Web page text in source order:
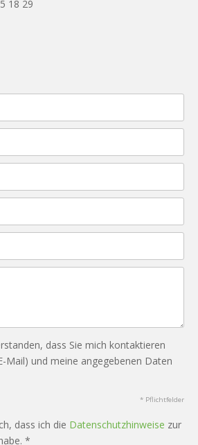
18 29
dass Sie mich kontaktieren
Mail) und meine angegebenen Daten
* Pflichtfelder
dass ich die Datenschutzhinweise zur
*